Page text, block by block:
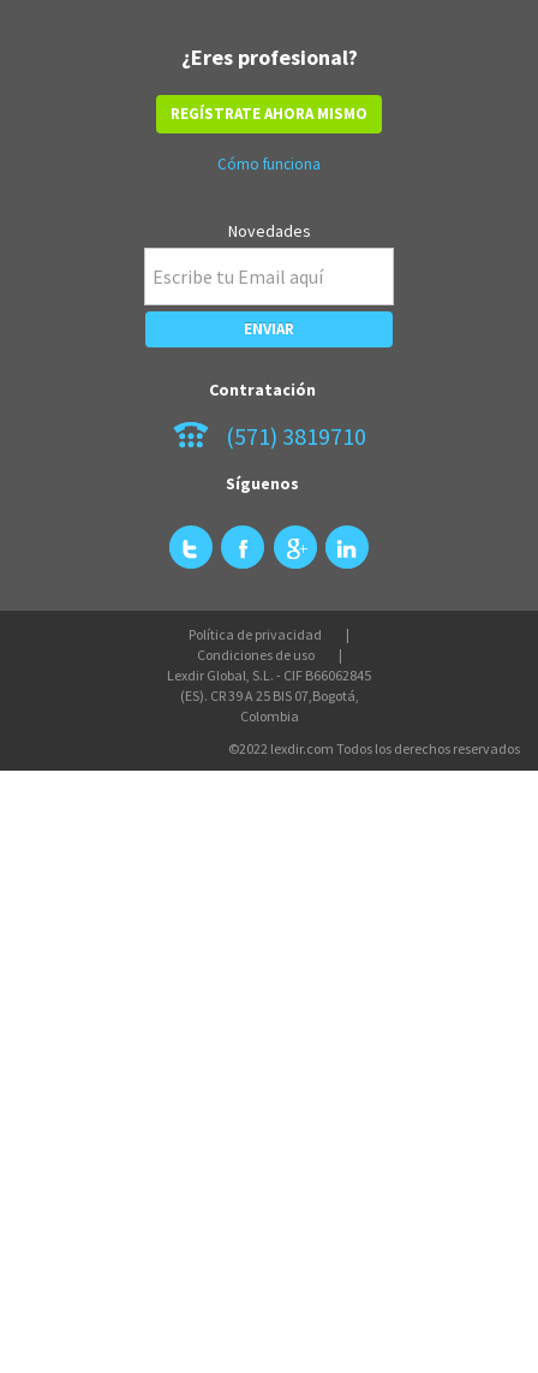
¿Eres profesional?
REGÍSTRATE AHORA MISMO
Cómo funciona
Novedades
Contratación
(571) 3819710
Síguenos
Política de privacidad
Condiciones de uso
Lexdir Global, S.L. - CIF B66062845
(ES). CR 39 A 25 BIS 07,Bogotá,
Colombia
©2022 lexdir.com Todos los derechos reservados